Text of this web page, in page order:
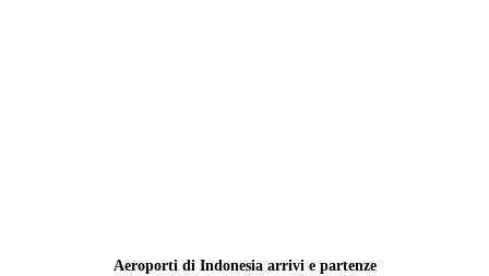
Aeroporti di Indonesia arrivi e partenze